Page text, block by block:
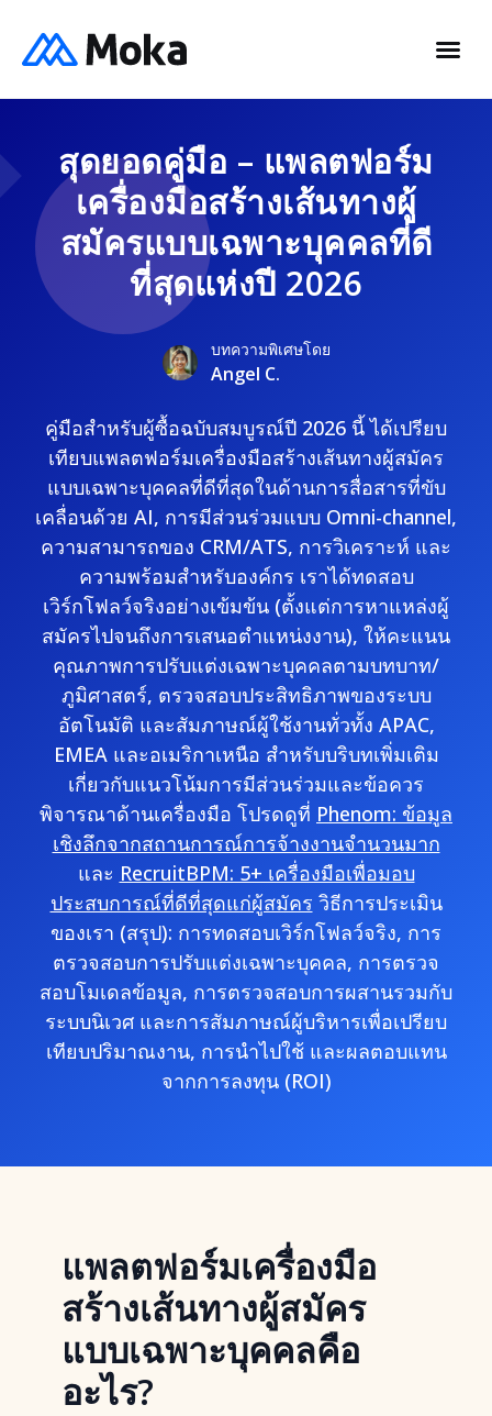
สุดยอดคู่มือ – แพลตฟอร์ม
เครื่องมือสร้างเส้นทางผู้
สมัครแบบเฉพาะบุคคลที่ดี
ที่สุดแห่งปี 2026
บทความพิเศษโดย
Angel C.
คู่มือสำหรับผู้ซื้อฉบับสมบูรณ์ปี 2026 นี้ ได้เปรียบ
เทียบแพลตฟอร์มเครื่องมือสร้างเส้นทางผู้สมัคร
แบบเฉพาะบุคคลที่ดีที่สุดในด้านการสื่อสารที่ขับ
เคลื่อนด้วย AI, การมีส่วนร่วมแบบ Omni-channel,
ความสามารถของ CRM/ATS, การวิเคราะห์ และ
ความพร้อมสำหรับองค์กร เราได้ทดสอบ
เวิร์กโฟลว์จริงอย่างเข้มข้น (ตั้งแต่การหาแหล่งผู้
สมัครไปจนถึงการเสนอตำแหน่งงาน), ให้คะแนน
คุณภาพการปรับแต่งเฉพาะบุคคลตามบทบาท/
ภูมิศาสตร์, ตรวจสอบประสิทธิภาพของระบบ
อัตโนมัติ และสัมภาษณ์ผู้ใช้งานทั่วทั้ง APAC,
EMEA และอเมริกาเหนือ สำหรับบริบทเพิ่มเติม
เกี่ยวกับแนวโน้มการมีส่วนร่วมและข้อควร
พิจารณาด้านเครื่องมือ โปรดดูที่ Phenom: ข้อมูล
เชิงลึกจากสถานการณ์การจ้างงานจำนวนมาก
และ RecruitBPM: 5+ เครื่องมือเพื่อมอบ
ประสบการณ์ที่ดีที่สุดแก่ผู้สมัคร วิธีการประเมิน
ของเรา (สรุป): การทดสอบเวิร์กโฟลว์จริง, การ
ตรวจสอบการปรับแต่งเฉพาะบุคคล, การตรวจ
สอบโมเดลข้อมูล, การตรวจสอบการผสานรวมกับ
ระบบนิเวศ และการสัมภาษณ์ผู้บริหารเพื่อเปรียบ
เทียบปริมาณงาน, การนำไปใช้ และผลตอบแทน
จากการลงทุน (ROI)
แพลตฟอร์มเครื่องมือ
สร้างเส้นทางผู้สมัคร
แบบเฉพาะบุคคลคือ
อะไร?